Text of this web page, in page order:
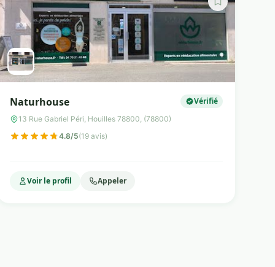
Naturhouse Vérifié
13 Rue Gabriel Péri, Houilles 78800, (78800)
4.8/5(19 avis)
Voir le profil Appeler